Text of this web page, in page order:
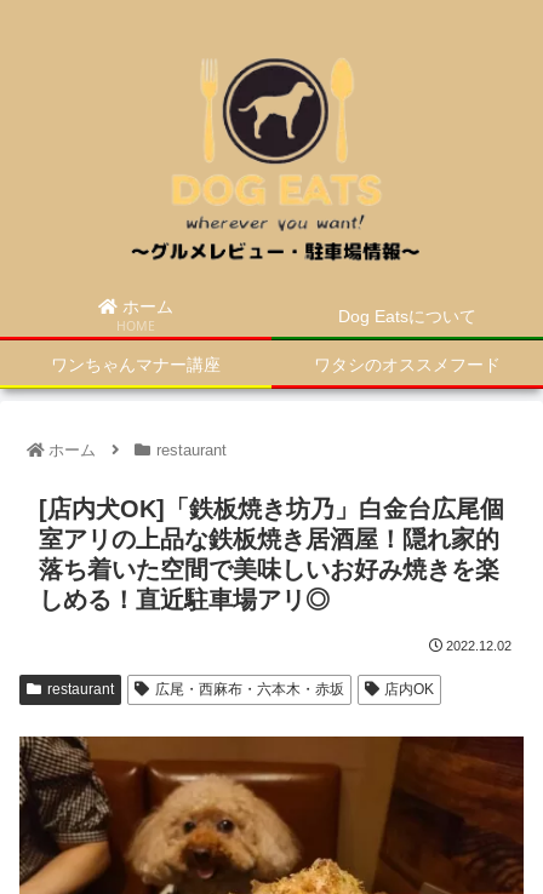
ホーム
HOME Dog Eatsについて
ワンちゃんマナー講座 ワタシのオススメフード
ホーム restaurant
[店内犬OK]「鉄板焼き坊乃」白金台広尾個
室アリの上品な鉄板焼き居酒屋！隠れ家的
落ち着いた空間で美味しいお好み焼きを楽
しめる！直近駐車場アリ◎
2022.12.02
restaurant 広尾・西麻布・六本木・赤坂 店内OK